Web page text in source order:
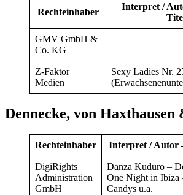
Rechteinhaber
Interpret /
GMV GmbH &
Co. KG
Z-Faktor
Medien
Sexy Ladies Nr.
Dennecke, von
Rechteinhaber Interpret / Autor
DigiRights
Administration
GmbH
Danza Kuduro –
One Night in Ibiza
Candys u.a.